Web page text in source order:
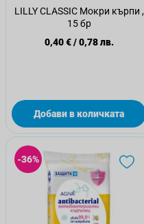
LILLY CLASSIC Мокри кърпи ,
15 бр
0,40 €/0,78 лв.
Добави в количката
-36%